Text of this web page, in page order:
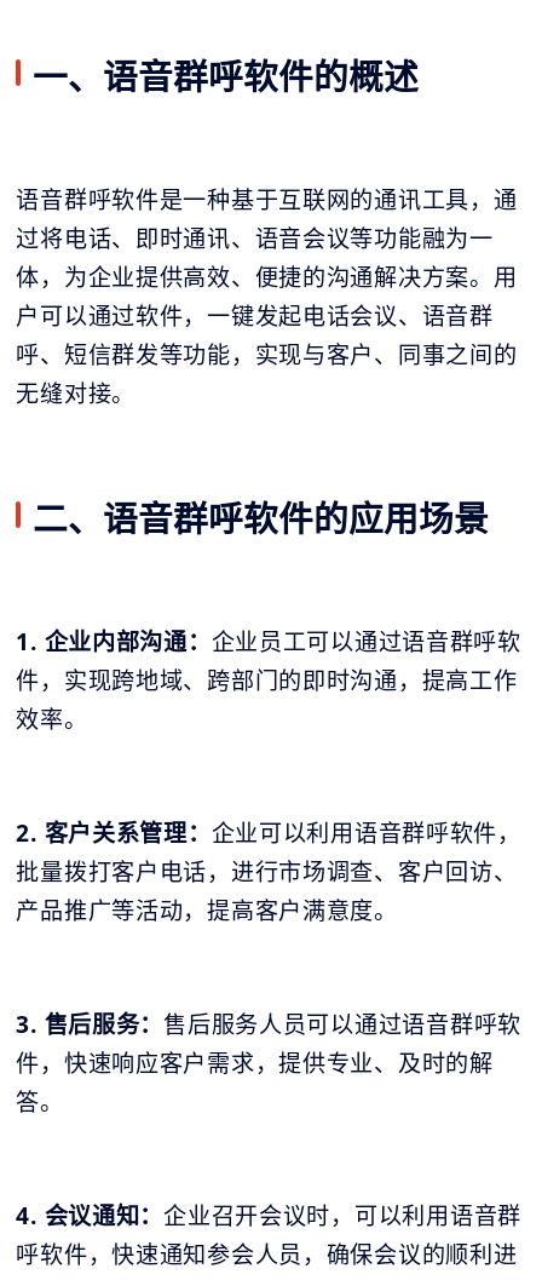
一、语音群呼软件的概述
语音群呼软件是一种基于互联网的通讯工具，通
过将电话、即时通讯、语音会议等功能融为一
体，为企业提供高效、便捷的沟通解决方案。用
户可以通过软件，一键发起电话会议、语音群
呼、短信群发等功能，实现与客户、同事之间的
无缝对接。
二、语音群呼软件的应用场景
1. 企业内部沟通： 企业员工可以通过语音群呼软
件，实现跨地域、跨部门的即时沟通，提高工作
效率。
2. 客户关系管理： 企业可以利用语音群呼软件，
批量拨打客户电话，进行市场调查、客户回访、
产品推广等活动，提高客户满意度。
3. 售后服务： 售后服务人员可以通过语音群呼软
件，快速响应客户需求，提供专业、及时的解
答。
4. 会议通知：企业召开会议时，可以利用语音群
呼软件，快速通知参会人员，确保会议的顺利进